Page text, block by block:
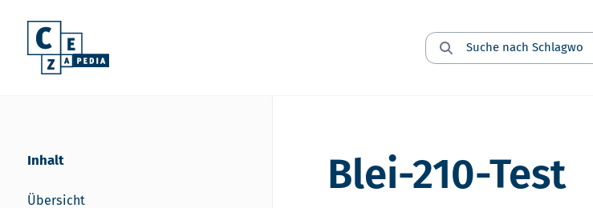
Suche nach Schlagwort:
Inhalt
Übersicht
Blei-210-Test